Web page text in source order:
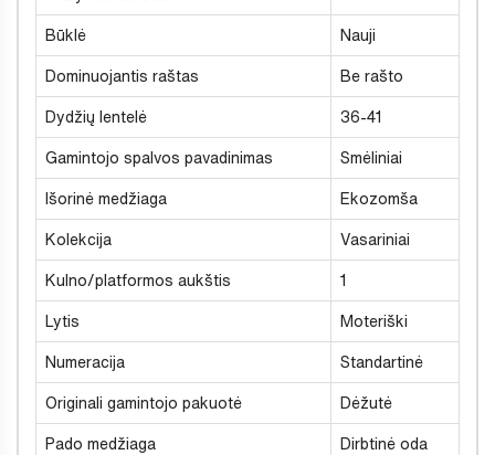
Būklė Nauji
Dominuojantis raštas Be rašto
Dydžių lentelė 36-41
Gamintojo spalvos pavadinimas Smėliniai
Išorinė medžiaga Ekozomša
Kolekcija Vasariniai
Kulno/platformos aukštis 1
Lytis Moteriški
Numeracija Standartinė
Originali gamintojo pakuotė Dėžutė
Pado medžiaga Dirbtinė oda